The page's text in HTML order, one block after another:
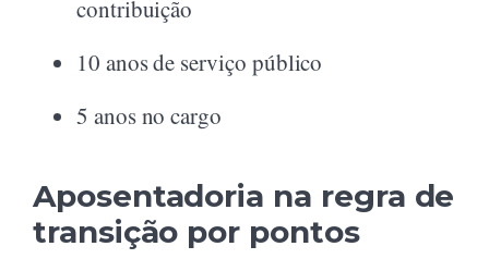
contribuição
10 anos de serviço público
5 anos no cargo
Aposentadoria na regra de
transição por pontos